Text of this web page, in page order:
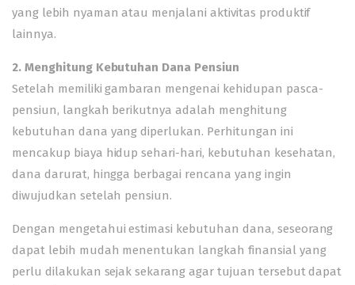
yang lebih nyaman atau menjalani aktivitas produktif
lainnya.
2. Menghitung Kebutuhan Dana Pensiun
Setelah memiliki gambaran mengenai kehidupan pasca-
pensiun, langkah berikutnya adalah menghitung
kebutuhan dana yang diperlukan. Perhitungan ini
mencakup biaya hidup sehari-hari, kebutuhan kesehatan,
dana darurat, hingga berbagai rencana yang ingin
diwujudkan setelah pensiun.
Dengan mengetahui estimasi kebutuhan dana, seseorang
dapat lebih mudah menentukan langkah finansial yang
perlu dilakukan sejak sekarang agar tujuan tersebut dapat